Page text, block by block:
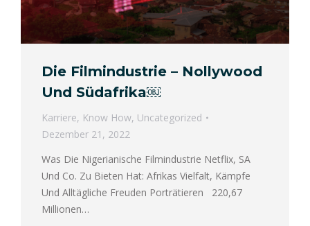
Die Filmindustrie – Nollywood
Und Südafrika￼
Karriere, Know How, Uncategorized
Dezember 21, 2022
Was Die Nigerianische Filmindustrie Netflix, SA
Und Co. Zu Bieten Hat: Afrikas Vielfalt, Kämpfe
Und Alltägliche Freuden Porträtieren 220,67
Millionen…